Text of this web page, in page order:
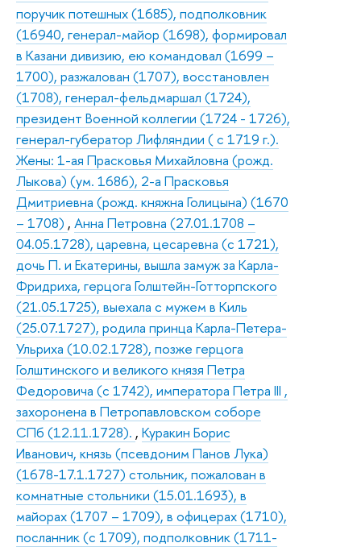
поручик потешных (1685), подполковник
(16940, генерал-майор (1698), формировал
в Казани дивизию, ею командовал (1699 –
1700), разжалован (1707), восстановлен
(1708), генерал-фельдмаршал (1724),
президент Военной коллегии (1724 - 1726),
генерал-губератор Лифляндии ( с 1719 г.).
Жены: 1-ая Прасковья Михайловна (рожд.
Лыкова) (ум. 1686), 2-а Прасковья
Дмитриевна (рожд. княжна Голицына) (1670
– 1708) , Анна Петровна (27.01.1708 –
04.05.1728), царевна, цесаревна (с 1721),
дочь П. и Екатерины, вышла замуж за Карла-
Фридриха, герцога Голштейн-Готторпского
(21.05.1725), выехала с мужем в Киль
(25.07.1727), родила принца Карла-Петера-
Ульриха (10.02.1728), позже герцога
Голштинского и великого князя Петра
Федоровича (с 1742), императора Петра III ,
захоронена в Петропавловском соборе
СПб (12.11.1728). , Куракин Борис
Иванович, князь (псевдоним Панов Лука)
(1678-17.1.1727) стольник, пожалован в
комнатные стольники (15.01.1693), в
майорах (1707 – 1709), в офицерах (1710),
посланник (с 1709), подполковник (1711-